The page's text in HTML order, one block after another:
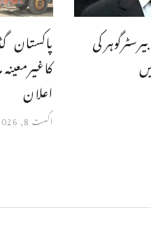
پاکستان
اعلان
اگست 8, 2026
کی